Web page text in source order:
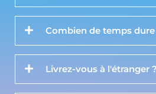
Combien de temps dure
Livrez-vous à l'étranger ?